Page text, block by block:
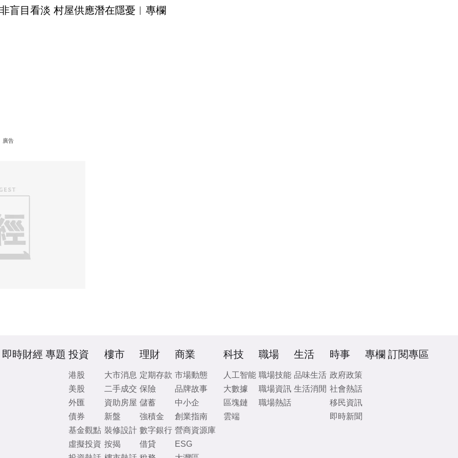
盲目看淡 村屋供應潛在隱憂︳專欄
廣告
即時財經 專題 投資
港股
美股
外匯
債券
基金觀點
虛擬投資
樓市
大市消息
二手成交
資助房屋
新盤
裝修設計
按揭
理財
定期存款
保險
儲蓄
強積金
數字銀行
借貸
商業
市場動態
品牌故事
中小企
創業指南
營商資源庫
ESG
科技
人工智能
大數據
區塊鏈
雲端
職場
職場技能
職場資訊
職場熱話
生活
品味生活
生活消閒
時事
政府政策
社會熱話
移民資訊
即時新聞
專欄 訂閱專區